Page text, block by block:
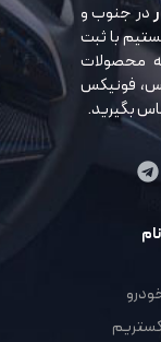
در جنوب و
با ثبت
محصولات
فونیکس